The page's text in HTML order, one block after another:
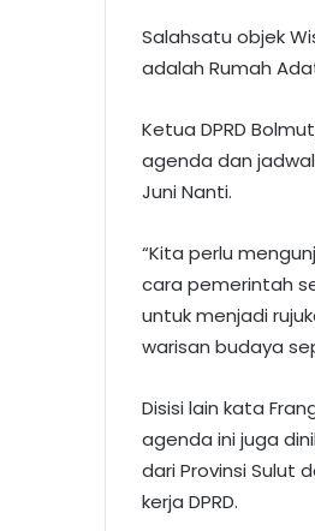
Salahsatu objek
adalah Rumah
Ketua DPRD
agenda dan jadwal
Juni Nanti.
“Kita perlu
cara pemerintah
untuk menjadi
warisan budaya
Disisi lain kata
agenda ini juga
dari Provinsi Sulut
kerja DPRD.